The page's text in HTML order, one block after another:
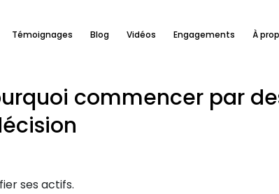
Témoignages Blog Vidéos Engagements À
commencer par
ses actifs.